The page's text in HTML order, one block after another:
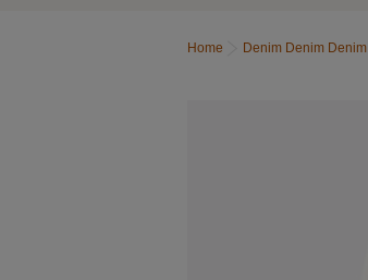
Home Denim Denim Denim